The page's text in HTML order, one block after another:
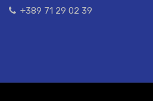
+389 71 29 02 39